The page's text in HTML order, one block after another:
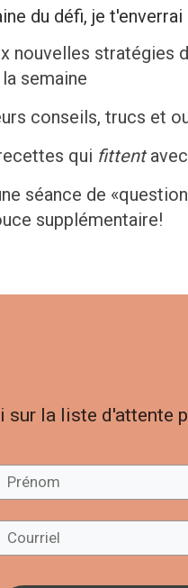
du défi, je
nouvelles stratégies
semaine
conseils, trucs et
qui fittent
séance de
supplémentaire!
sur la liste d'attente